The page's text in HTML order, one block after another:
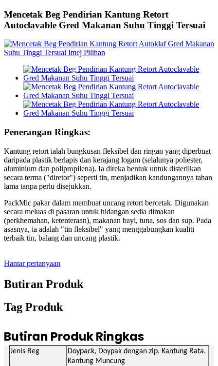
Mencetak Beg Pendirian Kantung Retort
Autoclavable Gred Makanan Suhu Tinggi Tersuai
Penerangan Ringkas:
Kantung retort ialah bungkusan fleksibel dan ringan yang diperbuat
daripada plastik berlapis dan kerajang logam (selalunya poliester,
aluminium dan polipropilena). Ia direka bentuk untuk disterilkan
secara terma ("diretor") seperti tin, menjadikan kandungannya tahan
lama tanpa perlu disejukkan.
PackMic pakar dalam membuat uncang retort bercetak. Digunakan
secara meluas di pasaran untuk hidangan sedia dimakan
(perkhemahan, ketenteraan), makanan bayi, tuna, sos dan sup. Pada
asasnya, ia adalah "tin fleksibel" yang menggabungkan kualiti
terbaik tin, balang dan uncang plastik.
Hantar pertanyaan
Butiran Produk
Tag Produk
Butiran Produk Ringkas
Jenis Beg
Doypack, Doypak dengan zip, Kantung Rata,
Kantung Muncung